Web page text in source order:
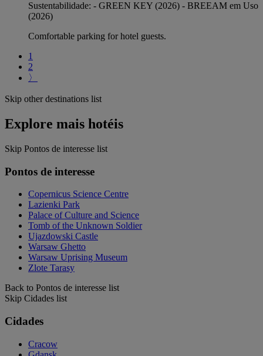
Sustentabilidade: - GREEN KEY (2026) - BREEAM em Uso
(2026)
Comfortable parking for hotel guests.
1
2
〉
Skip other destinations list
Explore mais hotéis
Skip Pontos de interesse list
Pontos de interesse
Copernicus Science Centre
Lazienki Park
Palace of Culture and Science
Tomb of the Unknown Soldier
Ujazdowski Castle
Warsaw Ghetto
Warsaw Uprising Museum
Zlote Tarasy
Back to Pontos de interesse list
Skip Cidades list
Cidades
Cracow